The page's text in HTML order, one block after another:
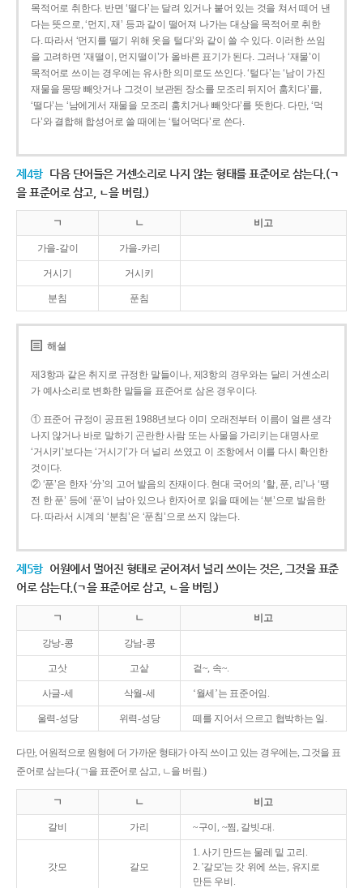
목적어로 취한다. 반면 ‘떨다’는 달려 있거나 붙어 있는 것을 쳐서 떼어 낸
다는 뜻으로, ‘먼지, 재’ 등과 같이 떨어져 나가는 대상을 목적어로 취한
다. 따라서 ‘먼지를 떨기 위해 옷을 털다’와 같이 쓸 수 있다. 이러한 쓰임
을 고려하면 ‘재떨이, 먼지떨이’가 올바른 표기가 된다. 그러나 ‘재물’이
목적어로 쓰이는 경우에는 유사한 의미로도 쓰인다. ‘털다’는 ‘남이 가진
재물을 몽땅 빼앗거나 그것이 보관된 장소를 모조리 뒤지어 훔치다’를,
‘떨다’는 ‘남에게서 재물을 모조리 훔치거나 빼앗다’를 뜻한다. 다만, ‘먹
다’와 결합해 합성어로 쓸 때에는 ‘털어먹다’로 쓴다.
제4항 다음 단어들은 거센소리로 나지 않는 형태를 표준어로 삼는다.(ㄱ
을 표준어로 삼고, ㄴ을 버림.)
ㄱ ㄴ 비고
가을-갈이 가을-카리
거시기 거시키
분침 푼침
해설
제3항과 같은 취지로 규정한 말들이나, 제3항의 경우와는 달리 거센소리
가 예사소리로 변화한 말들을 표준어로 삼은 경우이다.
① 표준어 규정이 공표된 1988년보다 이미 오래전부터 이름이 얼른 생각
나지 않거나 바로 말하기 곤란한 사람 또는 사물을 가리키는 대명사로
‘거시키’보다는 ‘거시기’가 더 널리 쓰였고 이 조항에서 이를 다시 확인한
것이다.
② ‘푼’은 한자 ‘分’의 고어 발음의 잔재이다. 현대 국어의 ‘할, 푼, 리’나 ‘땡
전 한 푼’ 등에 ‘푼’이 남아 있으나 한자어로 읽을 때에는 ‘분’으로 발음한
다. 따라서 시계의 ‘분침’은 ‘푼침’으로 쓰지 않는다.
제5항 어원에서 멀어진 형태로 굳어져서 널리 쓰이는 것은, 그것을 표준
어로 삼는다.(ㄱ을 표준어로 삼고, ㄴ을 버림.)
ㄱ ㄴ 비고
강낭-콩 강남-콩
고삿 고샅 겉~, 속~.
사글-세 삭월-세 ‘월세’는 표준어임.
울력-성당 위력-성당 떼를 지어서 으르고 협박하는 일.
다만, 어원적으로 원형에 더 가까운 형태가 아직 쓰이고 있는 경우에는, 그것을 표
준어로 삼는다.(ㄱ을 표준어로 삼고, ㄴ을 버림.)
ㄱ ㄴ 비고
갈비 가리 ~구이, ~찜, 갈빗-대.
갓모 갈모
1. 사기 만드는 물레 밑 고리.
2. '갈모'는 갓 위에 쓰는, 유지로
만든 우비.